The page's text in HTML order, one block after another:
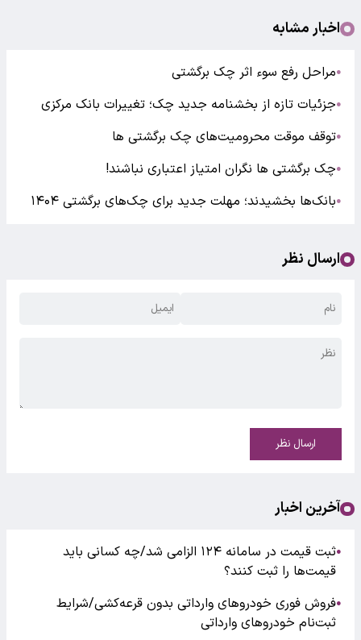
اخبار مشابه
●مراحل رفع سوء اثر چک برگشتی
●جزئیات تازه از بخشنامه جدید چک؛ تغییرات بانک مرکزی
●توقف موقت محرومیت‌های چک برگشتی ها
●چک برگشتی ها نگران امتیاز اعتباری نباشند!
●بانک‌ها بخشیدند؛ مهلت جدید برای چک‌های برگشتی ۱۴۰۴
ارسال نظر
ارسال نظر
آخرین اخبار
●
ثبت قیمت در سامانه ۱۲۴ الزامی شد/چه کسانی باید
قیمت‌ها را ثبت کنند؟
●فروش فوری خودروهای وارداتی بدون قرعه‌کشی/شرایط
ثبت‌نام خودروهای وارداتی